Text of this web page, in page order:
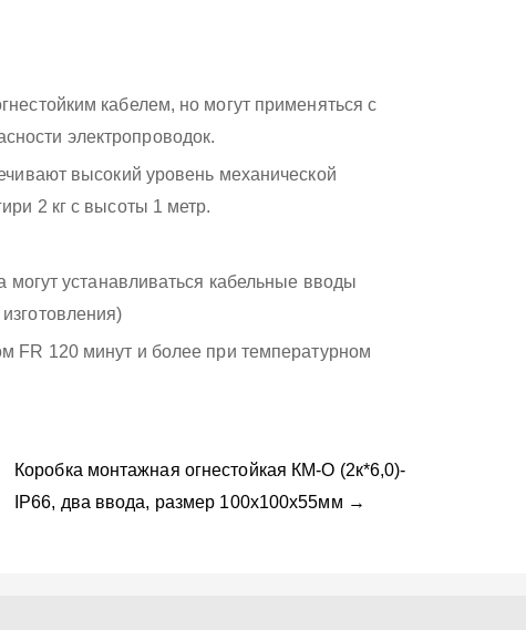
кабелем, но могут применяться с
электропроводок.
высокий уровень механической
2 кг с высоты 1 метр.
устанавливаться кабельные вводы
FR 120 минут и более при температурном
Коробка монтажная огнестойкая КМ-О (2к*6,0)-
IP66, два ввода, размер 100х100x55мм →